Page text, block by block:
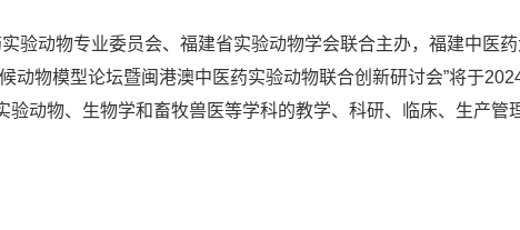
动物专业委员会、福建省实验动物学会联合主办，福建中医
动物模型论坛暨闽港澳中医药实验动物联合创新研讨会”将于
验动物、生物学和畜牧兽医等学科的教学、科研、临床、生产管